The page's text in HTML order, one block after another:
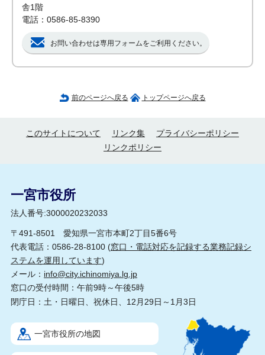
舎1階
電話：0586-85-8390
お問い合わせは専用フォームをご利用ください。
前のページへ戻る トップページへ戻る
このサイトについて リンク集
プライバシーポリシー
リンクポリシー
一宮市役所
法人番号:3000020232033
〒491-8501 愛知県一宮市本町2丁目5番6号
代表電話：0586-28-8100 (窓口・電話対応を記録する業務記録シ
ステムを運用しています)
メール： info@city.ichinomiya.lg.jp
窓口の受付時間：午前9時～午後5時
閉庁日：土・日曜日、祝休日、12月29日～1月3日
一宮市役所の地図